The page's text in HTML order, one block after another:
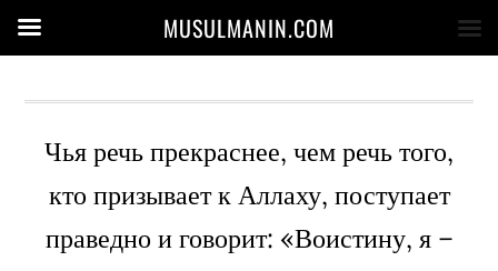
Чья речь прекраснее, чем речь того,
кто призывает к Аллаху, поступает
праведно и говорит: «Воистину, я –
MUSULMANIN.COM